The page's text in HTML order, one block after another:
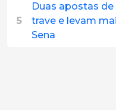
5
Duas apostas
trave e levam
Sena